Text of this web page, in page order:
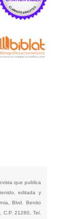
que publica
editada y
Blvd. Benito
C.P. 21280, Tel.